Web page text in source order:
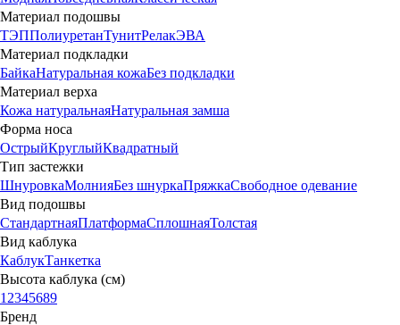
Материал подошвы
ТЭППолиуретанТунитРелакЭВА
Материал подкладки
БайкаНатуральная кожаБез подкладки
Материал верха
Кожа натуральнаяНатуральная замша
Форма носа
ОстрыйКруглыйКвадратный
Тип застежки
ШнуровкаМолнияБез шнуркаПряжкаСвободное одевание
Вид подошвы
СтандартнаяПлатформаСплошнаяТолстая
Вид каблука
КаблукТанкетка
Высота каблука (см)
1 2345689
Бренд